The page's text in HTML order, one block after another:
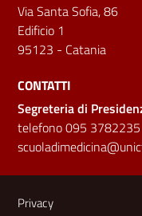
Via Santa Sofia, 86
Edificio 1
95123 - Catania
CONTATTI
Segreteria di
telefono 095 3782235
Link e
Privacy